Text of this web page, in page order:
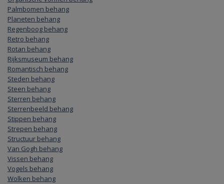
Palmbomen behang
Planeten behang
Regenboog behang
Retro behang
Rotan behang
Rijksmuseum behang
Romantisch behang
Steden behang
Steen behang
Sterren behang
Sterrenbeeld behang
Stippen behang
Strepen behang
Structuur behang
Van Gogh behang
Vissen behang
Vogels behang
Wolken behang